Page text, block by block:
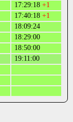
17:29:18 +1
17:40:18 +1
18:09:24
18:29:00
18:50:00
19:11:00